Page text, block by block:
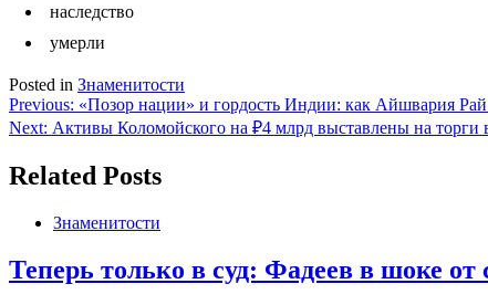
наследство
умерли
Posted in Знаменитости
Навигация
по
записям
Previous: «Позор нации» и гордость Индии: как Айшвария
Next: Активы Коломойского на ₽4 млрд выставлены на торги
Related Posts
Знаменитости
Теперь только в суд: Фадеев в шоке